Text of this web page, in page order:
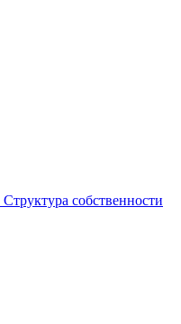
Структура собственности